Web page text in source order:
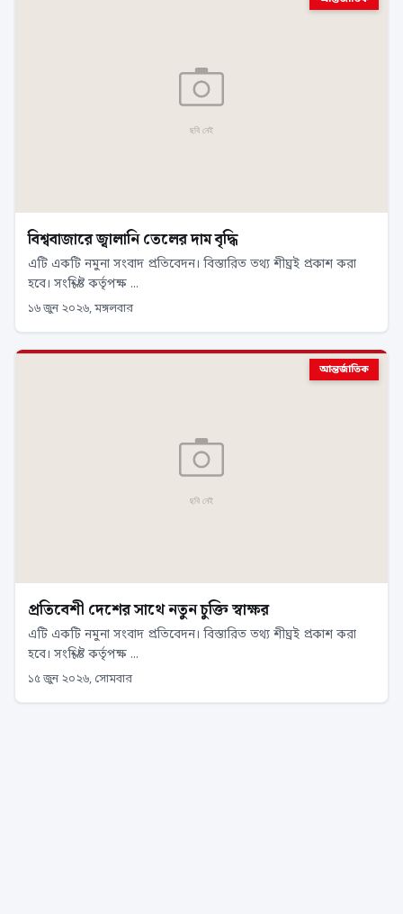
বিশ্ববাজারে জ্বালানি তেলের দাম বৃদ্ধি
এটি একটি নমুনা সংবাদ প্রতিবেদন। বিস্তারিত তথ্য শীঘ্রই প্রকাশ করা
হবে। সংশ্লিষ্ট কর্তৃপক্ষ ...
১৬ জুন ২০২৬, মঙ্গলবার
আন্তর্জাতিক
প্রতিবেশী দেশের সাথে নতুন চুক্তি স্বাক্ষর
এটি একটি নমুনা সংবাদ প্রতিবেদন। বিস্তারিত তথ্য শীঘ্রই প্রকাশ করা
হবে। সংশ্লিষ্ট কর্তৃপক্ষ ...
১৫ জুন ২০২৬, সোমবার